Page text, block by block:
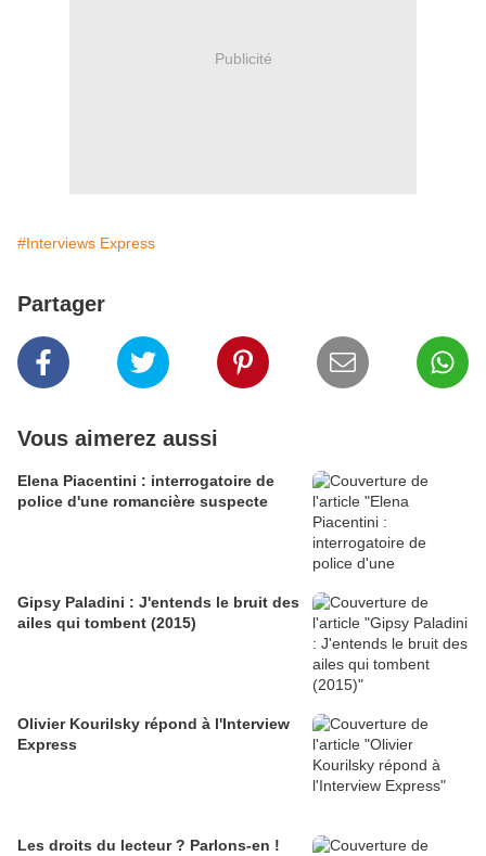
Publicité
#Interviews Express
Partager
Vous aimerez aussi
Elena Piacentini : interrogatoire de
police d'une romancière suspecte
Gipsy Paladini : J'entends le bruit des
ailes qui tombent (2015)
Olivier Kourilsky répond à l'Interview
Express
Les droits du lecteur ? Parlons-en !